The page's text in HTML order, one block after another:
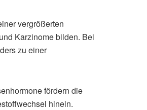
vergrößerten
Karzinome bilden. Bei
zu einer
fördern die
hinein.